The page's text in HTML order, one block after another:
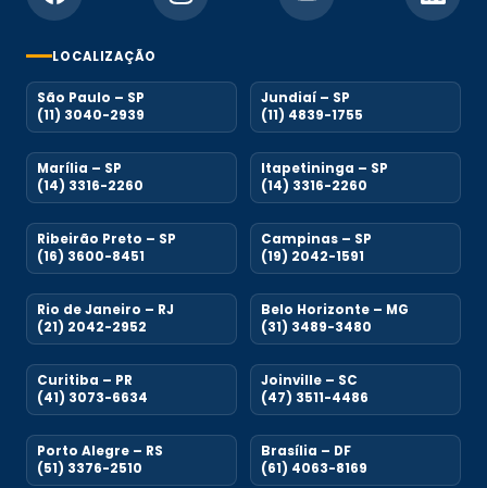
LOCALIZAÇÃO
São Paulo – SP
(11) 3040-2939
Jundiaí – SP
(11) 4839-1755
Marília – SP
(14) 3316-2260
Itapetininga – SP
(14) 3316-2260
Ribeirão Preto – SP
(16) 3600-8451
Campinas – SP
(19) 2042-1591
Rio de Janeiro – RJ
(21) 2042-2952
Belo Horizonte – MG
(31) 3489-3480
Curitiba – PR
(41) 3073-6634
Joinville – SC
(47) 3511-4486
Porto Alegre – RS
(51) 3376-2510
Brasília – DF
(61) 4063-8169